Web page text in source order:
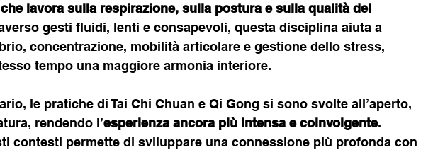
lavora sulla respirazione, sulla postura e sulla qualità del
gesti fluidi, lenti e consapevoli, questa disciplina aiuta a
concentrazione, mobilità articolare e gestione dello stress,
tempo una maggiore armonia interiore.
le pratiche di Tai Chi Chuan e Qi Gong si sono svolte all’aperto,
rendendo l’esperienza ancora più intensa e coinvolgente.
contesti permette di sviluppare una connessione più profonda con